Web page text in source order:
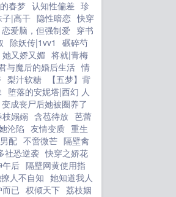
春梦 认知性偏差 珍
子|高干 隐性暗恋 快穿
恋爱脑，但强制爱 穿书
除妖传|1vv1
碾碎芍
她又娇又媚 将就|青梅
与魔后的婚后生活 情
梨汁软糖
【五梦】背
堕落的安妮塔|西幻 人
变成丧尸后她被圈养了
枝嫋嫋 含苞待放 芭蕾
沦陷 友情变质 重生
配 不啻微芒 隔壁禽
社恐逆袭 快穿之娇花
午后 隔壁网黄使用指
人不自知 她知道我人
已 权倾天下 荔枝姻